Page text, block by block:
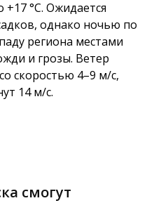
°C. Ожидается
однако ночью по
региона местами
и грозы. Ветер
скоростью 4–9 м/с,
14 м/с.
смогут